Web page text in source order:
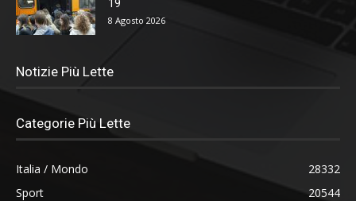
19
8 Agosto 2026
Notizie Più Lette
Categorie Più Lette
Italia / Mondo
28332
Sport
20544